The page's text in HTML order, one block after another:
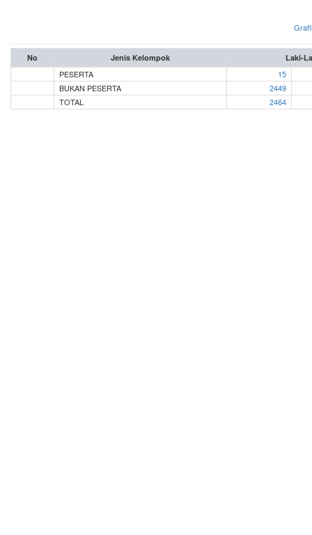
No Jenis Kelompok Laki-
PESERTA
15
BUKAN PESERTA
2449
TOTAL
2464